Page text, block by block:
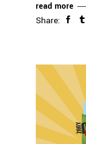
read more
Share: